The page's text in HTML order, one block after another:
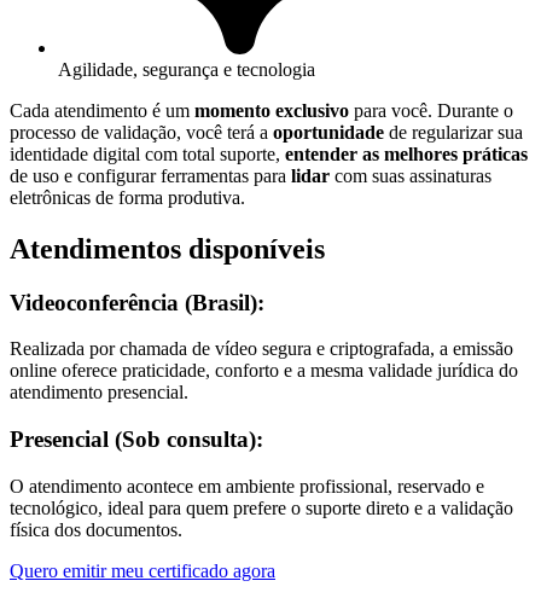
Agilidade, segurança e tecnologia
Cada atendimento é um momento exclusivo para você. Durante o
processo de validação, você terá a oportunidade de regularizar sua
identidade digital com total suporte, entender as melhores práticas
de uso e configurar ferramentas para lidar com suas assinaturas
eletrônicas de forma produtiva.
Atendimentos disponíveis
Videoconferência (Brasil):
Realizada por chamada de vídeo segura e criptografada, a emissão
online oferece praticidade, conforto e a mesma validade jurídica do
atendimento presencial.
Presencial (Sob consulta):
O atendimento acontece em ambiente profissional, reservado e
tecnológico, ideal para quem prefere o suporte direto e a validação
física dos documentos.
Quero emitir meu certificado agora